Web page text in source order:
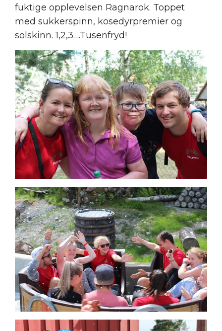
fuktige opplevelsen Ragnarok. Toppet
med sukkerspinn, kosedyrpremier og
solskinn. 1,2,3….Tusenfryd!